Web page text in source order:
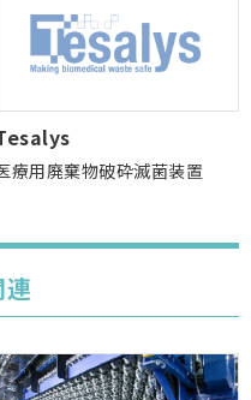
療用廃棄物破砕滅菌装置